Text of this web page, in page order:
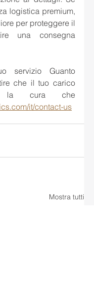
logistica premium,
per proteggere il
una consegna
servizio Guanto
che il tuo carico
la cura che
it/contact-us
Mostra tutti